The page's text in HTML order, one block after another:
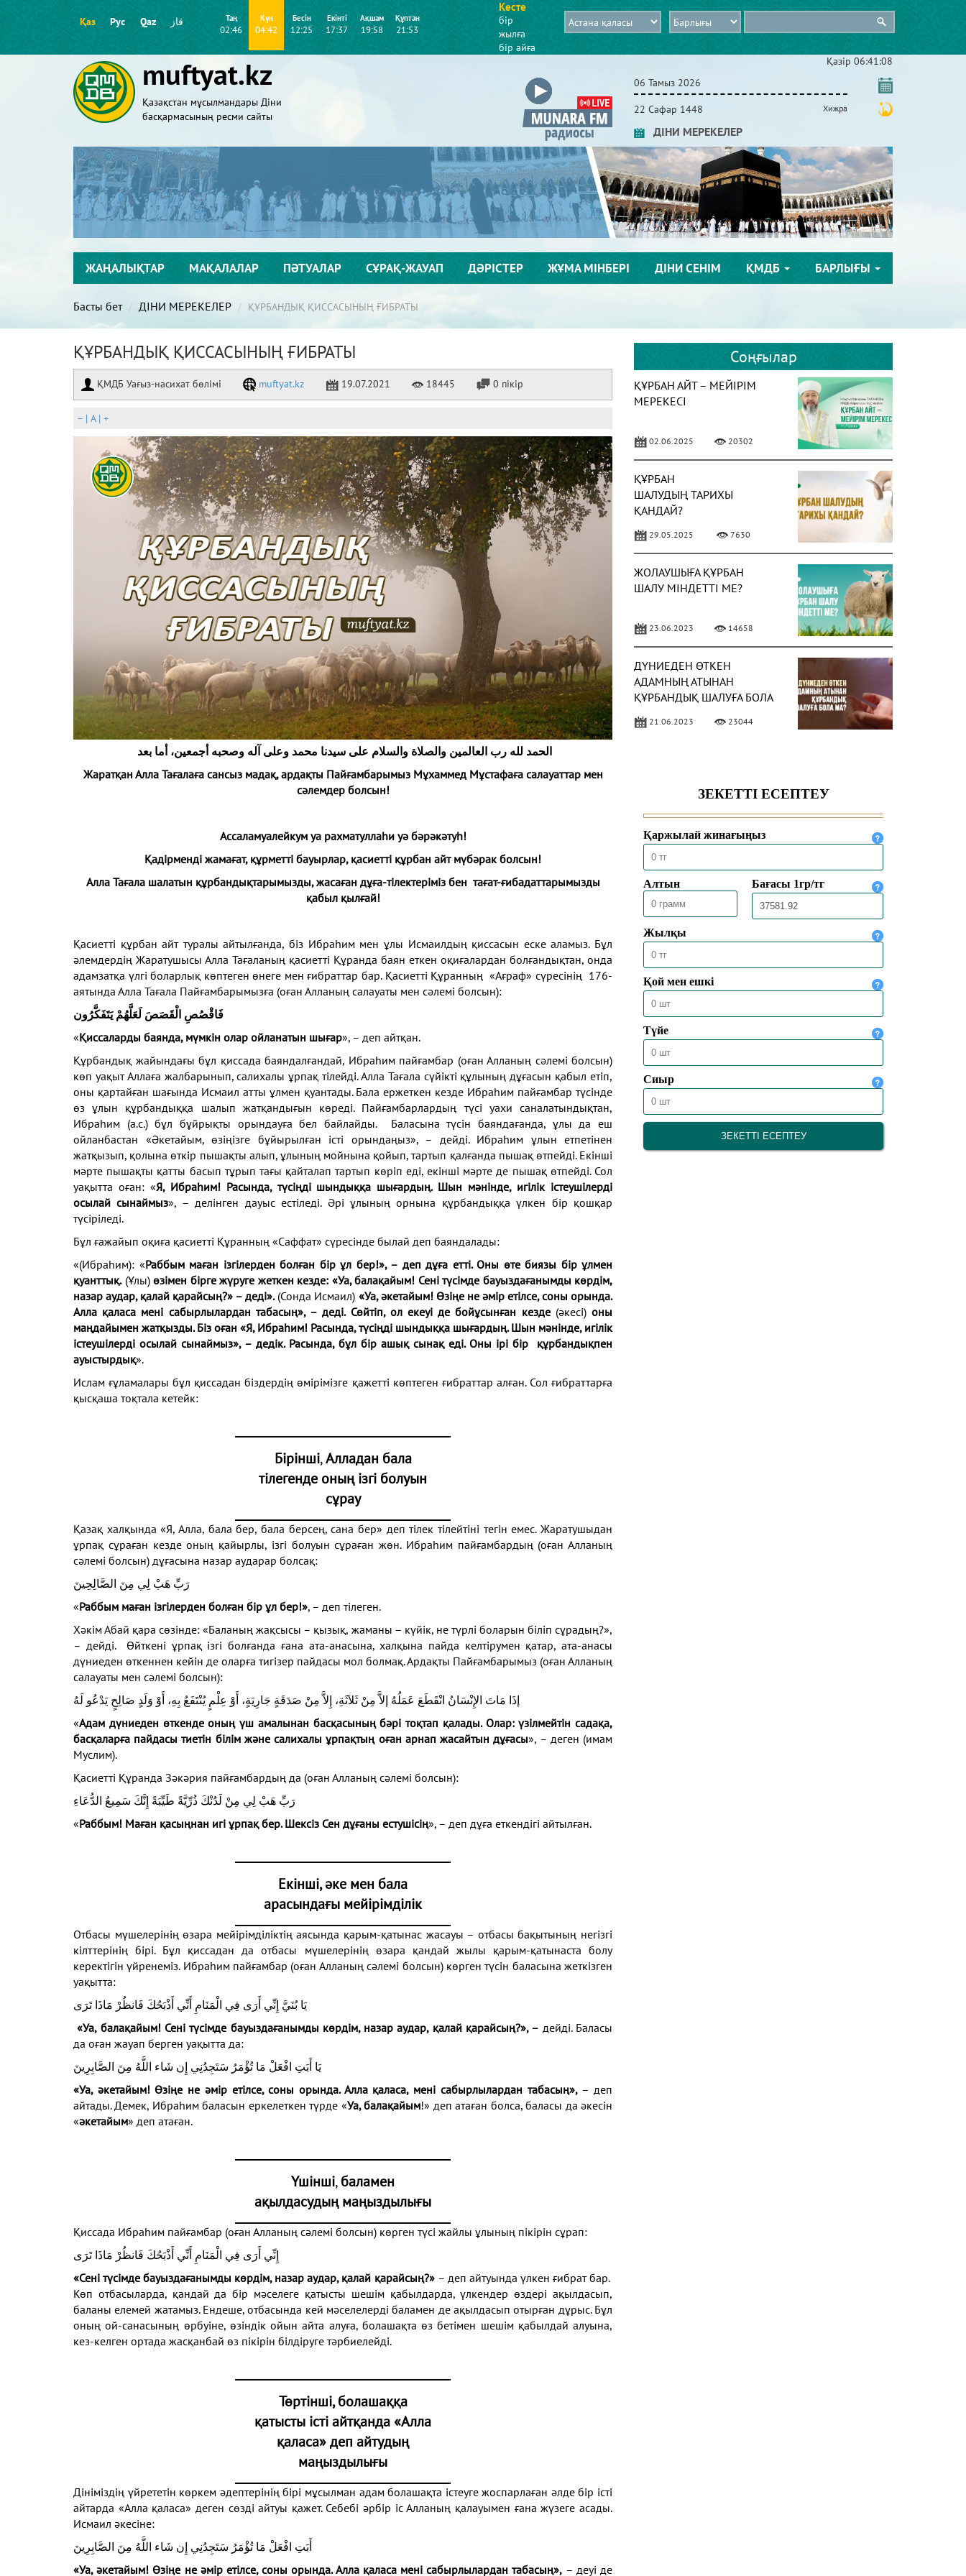
Қаз Рус Qaz قاز Таң
02:46
Күн
04:42
Бесін
12:25
Екінті
17:37
Ақшам
19:58
Құптан
21:53
Кесте
бір
жылға
бір айға
muftyat.kz
Қазақстан мұсылмандары Діни
басқармасының ресми сайты
Қазір 06:41:10
06 Тамыз 2026
22 Сафар 1448 Хижра
ДІНИ МЕРЕКЕЛЕР
ЖАҢАЛЫҚТАР МАҚАЛАЛАР ПӘТУАЛАР СҰРАҚ-ЖАУАП ДӘРІСТЕР ЖҰМА МІНБЕРІ ДІНИ СЕНІМ ҚМДБ БАРЛЫҒЫ
Басты бет ДІНИ МЕРЕКЕЛЕР ҚҰРБАНДЫҚ ҚИССАСЫНЫҢ ҒИБРАТЫ
ҚҰРБАНДЫҚ ҚИССАСЫНЫҢ ҒИБРАТЫ
ҚМДБ Уағыз-насихат бөлімі muftyat.kz 19.07.2021 18445 0 пікір
– | A| +
الحمد لله رب العالمين والصلاة والسلام على سيدنا محمد وعلى آله وصحبه أجمعين، أما بعد
Жаратқан Алла Тағалаға сансыз мадақ, ардақты Пайғамбарымыз Мұхаммед Мұстафаға салауаттар мен
сәлемдер болсын!
Ассаламуалейкум уа рахматуллаһи уә бәрәкәтуһ!
Қадірменді жамағат, құрметті бауырлар, қасиетті құрбан айт мүбәрак болсын!
Алла Тағала шалатын құрбандықтарымызды, жасаған дұға-тілектеріміз бен тағат-ғибадаттарымызды
қабыл қылғай!
Қасиетті құрбан айт туралы айтылғанда, біз Ибраһим мен ұлы Исмаилдың қиссасын еске аламыз. Бұл
әлемдердің Жаратушысы Алла Тағаланың қасиетті Құранда баян еткен оқиғалардан болғандықтан, онда
адамзатқа үлгі боларлық көптеген өнеге мен ғибраттар бар. Қасиетті Құранның «Ағраф» сүресінің 176-
аятында Алла Тағала Пайғамбарымызға (оған Алланың салауаты мен сәлемі болсын):
فَاقْصُصِ الْقَصَصَ لَعَلَّهُمْ يَتَفَكَّرُون
«Қиссаларды баянда, мүмкін олар ойланатын шығар», – деп айтқан.
Құрбандық жайындағы бұл қиссада баяндалғандай, Ибраһим пайғамбар (оған Алланың сәлемі болсын)
көп уақыт Аллаға жалбарынып, салихалы ұрпақ тілейді. Алла Тағала сүйікті құлының дұғасын қабыл етіп,
оны қартайған шағында Исмаил атты ұлмен қуантады. Бала ержеткен кезде Ибраһим пайғамбар түсінде
өз ұлын құрбандыққа шалып жатқандығын көреді. Пайғамбарлардың түсі уахи саналатындықтан,
Ибраһим (а.с.) бұл бұйрықты орындауға бел байлайды. Баласына түсін баяндағанда, ұлы да еш
ойланбастан «Әкетайым, өзіңізге бұйырылған істі орындаңыз», – дейді. Ибраһим ұлын етпетінен
жатқызып, қолына өткір пышақты алып, ұлының мойнына қойып, тартып қалғанда пышақ өтпейді. Екінші
мәрте пышақты қатты басып тұрып тағы қайталап тартып көріп еді, екінші мәрте де пышақ өтпейді. Сол
уақытта оған: «Я, Ибраһим! Расында, түсіңді шындыққа шығардың. Шын мәнінде, игілік істеушілерді
осылай сынаймыз», – делінген дауыс естіледі. Әрі ұлының орнына құрбандыққа үлкен бір қошқар
түсіріледі.
Бұл ғажайып оқиға қасиетті Құранның «Саффат» сүресінде былай деп баяндалады:
«(Ибраһим): «Раббым маған ізгілерден болған бір ұл бер!», – деп дұға етті. Оны өте биязы бір ұлмен
қуанттық.(Ұлы) өзімен бірге жүруге жеткен кезде: «Уа, балақайым! Сені түсімде бауыздағанымды көрдім,
назар аудар, қалай қарайсың?» – деді».(Сонда Исмаил) «Уа, әкетайым! Өзіңе не әмір етілсе, соны орында.
Алла қаласа мені сабырлылардан табасың», – деді. Сөйтіп, ол екеуі де бойұсынған кезде (әкесі)оны
маңдайымен жатқызды. Біз оған «Я, Ибраһим! Расында, түсіңді шындыққа шығардың. Шын мәнінде, игілік
істеушілерді осылай сынаймыз», – дедік. Расында, бұл бір ашық сынақ еді. Оны ірі бір құрбандықпен
ауыстырдық».
Ислам ғұламалары бұл қиссадан біздердің өмірімізге қажетті көптеген ғибраттар алған. Сол ғибраттарға
қысқаша тоқтала кетейк:
Бірінші,Алладан бала
тілегенде оның ізгі болуын
сұрау
Қазақ халқында «Я, Алла, бала бер, бала берсең, сана бер» деп тілек тілейтіні тегін емес. Жаратушыдан
ұрпақ сұраған кезде оның қайырлы, ізгі болуын сұраған жөн. Ибраһим пайғамбардың (оған Алланың
сәлемі болсын) дұғасына назар аударар болсақ:
رَبِّ هَبْ لِي مِنَ الصَّالِحِينَ
«Раббым маған ізгілерден болған бір ұл бер!», – деп тілеген.
Хәкім Абай қара сөзінде: «Баланың жақсысы – қызық, жаманы – күйік, не түрлі боларын біліп сұрадың?»,
– дейді. Өйткені ұрпақ ізгі болғанда ғана ата-анасына, халқына пайда келтірумен қатар, ата-анасы
дүниеден өткеннен кейін де оларға тигізер пайдасы мол болмақ. Ардақты Пайғамбарымыз (оған Алланың
салауаты мен сәлемі болсын):
إذَا مَاتَ الإِنْسَانُ انْقَطَعَ عَمَلُهُ إلاَّ مِنْ ثَلاَثَةِ، إِلاَّ مِنْ صَدَقَةٍ جَارِيَةٍ، أَوْ عِلْمٍ يُنْتَفَعُ بِهِ، أَوْ وَلَدٍ صَالِحٍ يَدْعُو لَهُ
«Адам дүниеден өткенде оның үш амалынан басқасының бәрі тоқтап қалады. Олар: үзілмейтін садақа,
басқаларға пайдасы тиетін білім және салихалы ұрпақтың оған арнап жасайтын дұғасы», – деген (имам
Муслим).
Қасиетті Құранда Зәкәрия пайғамбардың да (оған Алланың сәлемі болсын):
رَبِّ هَبْ لِي مِنْ لَدُنْكَ ذُرِّيَّةً طَيِّبَةً إِنَّكَ سَمِيعُ الدُّعَاءِ
«Раббым! Маған қасыңнан игі ұрпақ бер. Шексіз Сен дұғаны естушісің», – деп дұға еткендігі айтылған.
Екінші, әке мен бала
арасындағы мейірімділік
Отбасы мүшелерінің өзара мейірімділіктің аясында қарым-қатынас жасауы – отбасы бақытының негізгі
кілттерінің бірі. Бұл қиссадан да отбасы мүшелерінің өзара қандай жылы қарым-қатынаста болу
керектігін үйренеміз. Ибраһим пайғамбар (оған Алланың сәлемі болсын) көрген түсін баласына жеткізген
уақытта:
يَا بُنَيَّ إِنِّي أَرَى فِي الْمَنَامِ أَنِّي أَذْبَحُكَ فَانظُرْ مَاذَا تَرَى
«Уа, балақайым! Сені түсімде бауыздағанымды көрдім, назар аудар, қалай қарайсың?», – дейді. Баласы
да оған жауап берген уақытта да:
يَا أَبَتِ افْعَلْ مَا تُؤْمَرُ سَتَجِدُنِي إِن شَاء اللَّهُ مِنَ الصَّابِرِينَ
«Уа, әкетайым! Өзіңе не әмір етілсе, соны орында. Алла қаласа, мені сабырлылардан табасың», – деп
айтады. Демек, Ибраһим баласын еркелеткен түрде «Уа, балақайым!» деп атаған болса, баласы да әкесін
«әкетайым» деп атаған.
Үшінші,баламен
ақылдасудың маңыздылығы
Қиссада Ибраһим пайғамбар (оған Алланың сәлемі болсын) көрген түсі жайлы ұлының пікірін сұрап:
إِنِّي أَرَى فِي الْمَنَامِ أَنِّي أَذْبَحُكَ فَانظُرْ مَاذَا تَرَى
«Сені түсімде бауыздағанымды көрдім, назар аудар, қалай қарайсың?» – деп айтуында үлкен ғибрат бар.
Көп отбасыларда, қандай да бір мәселеге қатысты шешім қабылдарда, үлкендер өздері ақылдасып,
баланы елемей жатамыз. Ендеше, отбасында кей мәселелерді баламен де ақылдасып отырған дұрыс. Бұл
оның ой-санасының өрбуіне, өзіндік ойын айта алуға, болашақта өз бетімен шешім қабылдай алуына,
кез-келген ортада жасқанбай өз пікірін білдіруге тәрбиелейді.
Төртінші, болашаққа
қатысты істі айтқанда «Алла
қаласа» деп айтудың
маңыздылығы
Дініміздің үйрететін көркем әдептерінің бірі мұсылман адам болашақта істеуге жоспарлаған әлде бір істі
айтарда «Алла қаласа» деген сөзді айтуы қажет. Себебі әрбір іс Алланың қалауымен ғана жүзеге асады.
Исмаил әкесіне:
أَبَتِ افْعَلْ مَا تُؤْمَرُ سَتَجِدُنِي إِن شَاء اللَّهُ مِنَ الصَّابِرِينَ
«Уа, әкетайым! Өзіңе не әмір етілсе, соны орында. Алла қаласа мені сабырлылардан табасың», – деуі де
Соңғылар
ҚҰРБАН АЙТ – МЕЙІРІМ
МЕРЕКЕСІ
02.06.2025 20302
ҚҰРБАН
ШАЛУДЫҢ ТАРИХЫ
ҚАНДАЙ?
29.05.2025 7630
ЖОЛАУШЫҒА ҚҰРБАН
ШАЛУ МІНДЕТТІ МЕ?
23.06.2023 14658
ДҮНИЕДЕН ӨТКЕН
АДАМНЫҢ АТЫНАН
ҚҰРБАНДЫҚ ШАЛУҒА БОЛА
21.06.2023 23044
19.06.2023 22476
АЛЛАҒА АДАЛДЫҒЫҢДЫ
АЙТТА АЙҚЫНДА
11.07.2022